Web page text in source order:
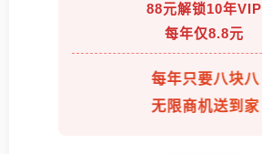
88元解锁10年VIP
每年仅8.8元
每年只要八块八
无限商机送到家